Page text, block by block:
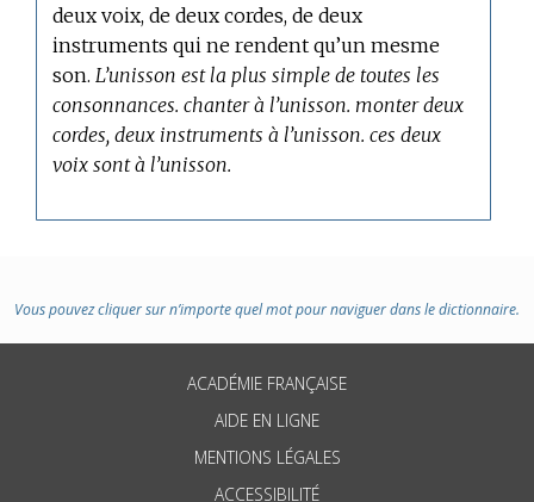
deux voix, de deux cordes, de deux
instruments qui ne rendent qu’un mesme
son. L’unisson est la plus simple de toutes les
consonnances. chanter à l’unisson. monter deux
cordes, deux instruments à l’unisson. ces deux
voix sont à l’unisson.
Vous pouvez cliquer sur n’importe quel mot pour naviguer dans le dictionnaire.
ACADÉMIE FRANÇAISE
AIDE EN LIGNE
MENTIONS LÉGALES
ACCESSIBILITÉ